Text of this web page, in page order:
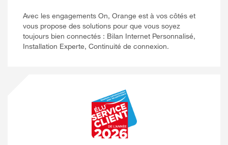
Avec les engagements On, Orange est à vos côtés et
vous propose des solutions pour que vous soyez
toujours bien connectés : Bilan Internet Personnalisé,
Installation Experte, Continuité de connexion.